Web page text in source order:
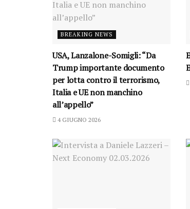
BREAKING NEWS
USA, Lanzalone-Somigli: “Da
Trump importante documento
per lotta contro il terrorismo,
Italia e UE non manchino
all’appello”
4 GIUGNO 2026